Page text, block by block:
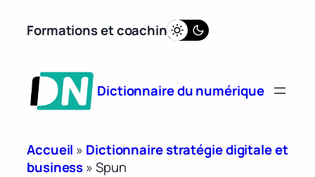
Formations et coaching
Dictionnaire du numérique
Accueil » Dictionnaire stratégie digitale et
business»Spun